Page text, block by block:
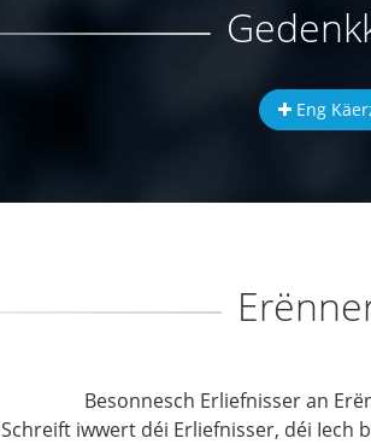
Eng
Besonnesch Erliefnisser an
Schreift iwwert déi Erliefnisser, déi Iech